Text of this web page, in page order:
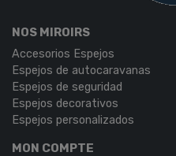
NOS MIROIRS
Accesorios Espejos
Espejos de autocaravanas
Espejos de seguridad
Espejos decorativos
Espejos personalizados
MON COMPTE